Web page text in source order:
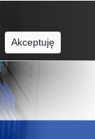
Akceptuję